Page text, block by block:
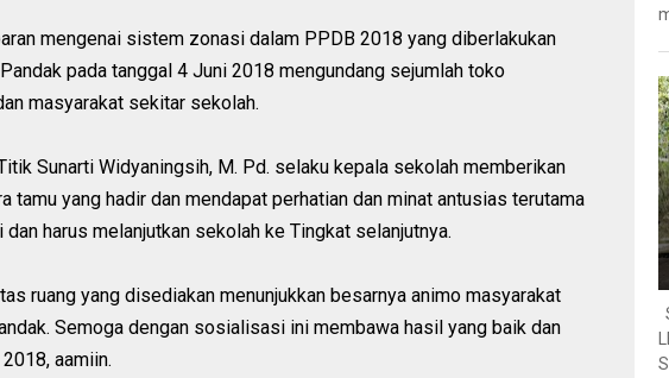
mengenai sistem zonasi dalam PPDB 2018 yang diberlakukan
pada tanggal 4 Juni 2018 mengundang sejumlah toko
masyarakat sekitar sekolah.
Sunarti Widyaningsih, M. Pd. selaku kepala sekolah memberikan
tamu yang hadir dan mendapat perhatian dan minat antusias terutama
harus melanjutkan sekolah ke Tingkat selanjutnya.
ruang yang disediakan menunjukkan besarnya animo masyarakat
Semoga dengan sosialisasi ini membawa hasil yang baik dan
aamiin.